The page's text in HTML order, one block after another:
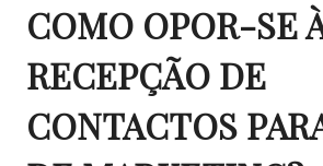
COMO OPOR-SE
RECEPÇÃO DE
CONTACTOS